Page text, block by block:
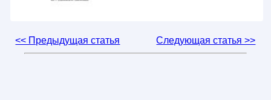
<< Предыдущая статья Следующая статья >>